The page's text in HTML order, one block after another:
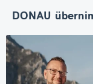
DONAU